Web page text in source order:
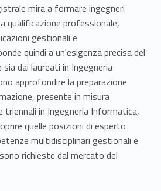
mira a formare ingegneri
qualificazione professionale,
gestionali e
quindi a un'esigenza precisa del
dai laureati in Ingegneria
approfondire la preparazione
presente in misura
triennali in Ingegneria Informatica,
quelle posizioni di esperto
multidisciplinari gestionali e
richieste dal mercato del